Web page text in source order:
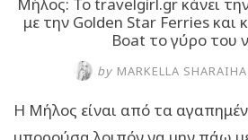
Μήλος: Το travelgirl.gr κάνει
με την Golden Star Ferries και
Boat το γύρο του
by MARKELLA SHARAIHA
Η Μήλος είναι από τα